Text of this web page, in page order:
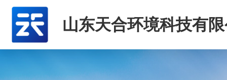
山东天合环境科技有